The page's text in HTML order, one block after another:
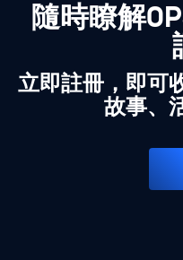
隨時瞭解
立即註冊，即可
故事、